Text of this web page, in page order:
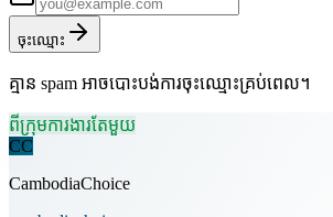
ចុះឈ្មោះ
គ្មាន spam អាចបោះបង់ការចុះឈ្មោះគ្រប់ពេល។
ពីក្រុមការងារតែមួយ
CC
CambodiaChoice